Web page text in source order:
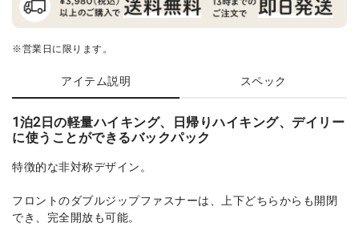
※営業日に限ります。
アイテム説明 スペック
1泊2日の軽量ハイキング、日帰りハイキング、デイリー
に使うことができるバックパック
特徴的な非対称デザイン。
フロントのダブルジップファスナーは、上下どちらからも開閉
でき、完全開放も可能。